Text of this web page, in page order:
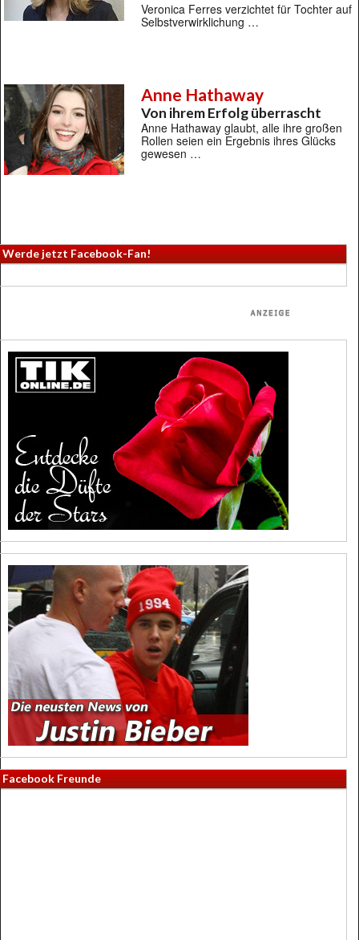
Veronica Ferres verzichtet für Tochter auf
Selbstverwirklichung …
Anne Hathaway
Von ihrem Erfolg überrascht
Anne Hathaway glaubt, alle ihre großen
Rollen seien ein Ergebnis ihres Glücks
gewesen …
Werde jetzt Facebook-Fan!
Facebook Freunde